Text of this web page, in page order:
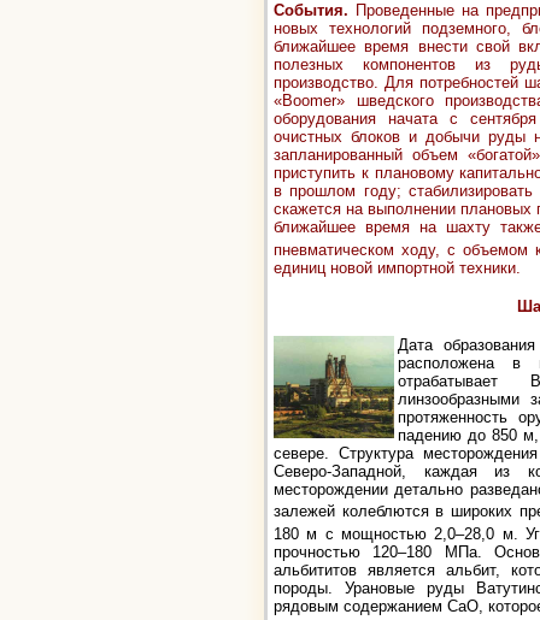
События. Проведенные на
новых технологий подземного,
ближайшее время внести свой
полезных компонентов из
производство. Для потребностей
«Boomer» шведского
оборудования начата с
очистных блоков и добычи руды
запланированный объем
приступить к плановому
в прошлом году;
скажется на выполнении плановых
ближайшее время на шахту также
пневматическом ходу, с объемом
единиц новой импортной техники.
Дата
расположена в
отрабатывает
линзообразными
протяженность
падению до 850
севере. Структура
Северо-Западной, каждая из
месторождении детально
залежей колеблются в широких
180 м с мощностью 2,0–28,0 м.
прочностью 120–180 МПа.
альбититов является альбит,
породы. Урановые руды
рядовым содержанием СаО,